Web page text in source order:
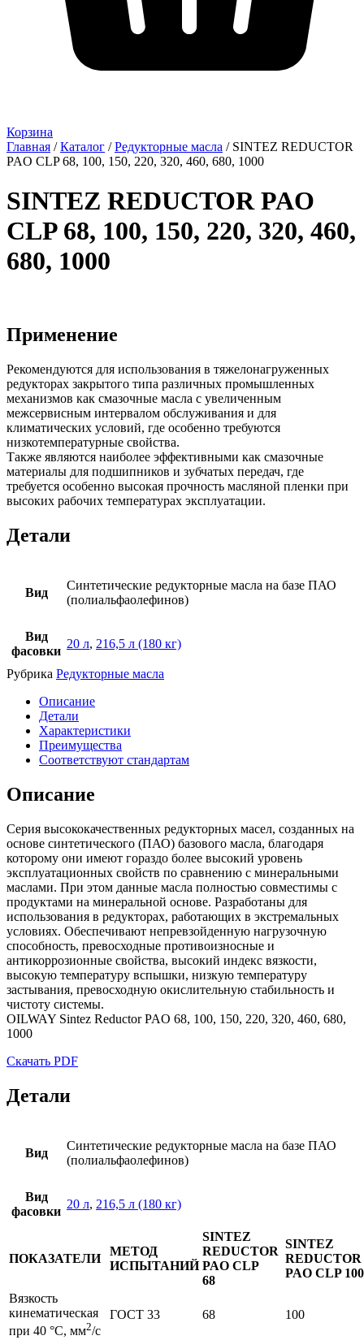
Корзина
Главная /Каталог /Редукторные масла / SINTEZ REDUCTOR
PAO CLP 68, 100, 150, 220, 320, 460, 680, 1000
SINTEZ REDUCTOR PAO
CLP 68, 100, 150, 220, 320, 460,
680, 1000
Применение
Рекомендуются для использования в тяжелонагруженных
редукторах закрытого типа различных промышленных
механизмов как смазочные масла с увеличенным
межсервисным интервалом обслуживания и для
климатических условий, где особенно требуются
низкотемпературные свойства.
Также являются наиболее эффективными как смазочные
материалы для подшипников и зубчатых передач, где
требуется особенно высокая прочность масляной пленки при
высоких рабочих температурах эксплуатации.
Детали
Вид
Синтетические редукторные масла на базе ПАО
(полиальфаолефинов)
Вид
фасовки
20 л, 216,5 л (180 кг)
Рубрика Редукторные масла
Описание
Детали
Характеристики
Преимущества
Соответствуют стандартам
Описание
Серия высококачественных редукторных масел, созданных на
основе синтетического (ПАО) базового масла, благодаря
которому они имеют гораздо более высокий уровень
эксплуатационных свойств по сравнению с минеральными
маслами. При этом данные масла полностью совместимы с
продуктами на минеральной основе. Разработаны для
использования в редукторах, работающих в экстремальных
условиях. Обеспечивают непревзойденную нагрузочную
способность, превосходные противоизносные и
антикоррозионные свойства, высокий индекс вязкости,
высокую температуру вспышки, низкую температуру
застывания, превосходную окислительную стабильность и
чистоту системы.
OILWAY Sintez Reductor PAO 68, 100, 150, 220, 320, 460, 680,
1000
Скачать PDF
Детали
Вид
Синтетические редукторные масла на базе ПАО
(полиальфаолефинов)
Вид
фасовки
20 л, 216,5 л (180 кг)
ПОКАЗАТЕЛИ
МЕТОД
ИСПЫТАНИЙ
SINTEZ
REDUCTOR
PAO CLP
68
SINTEZ
REDUCTOR
PAO CLP 100
Вязкость
кинематическая
при 40 °С, мм2/с
ГОСТ 33 68 100